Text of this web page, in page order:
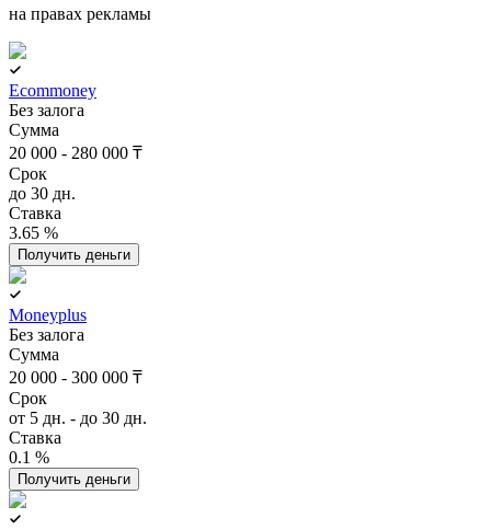
на правах рекламы
Ecommoney
Без залога
Сумма
20 000 - 280 000 ₸
Срок
до 30 дн.
Ставка
3.65 %
Получить деньги
Moneyplus
Без залога
Сумма
20 000 - 300 000 ₸
Срок
от 5 дн. - до 30 дн.
Ставка
0.1 %
Получить деньги